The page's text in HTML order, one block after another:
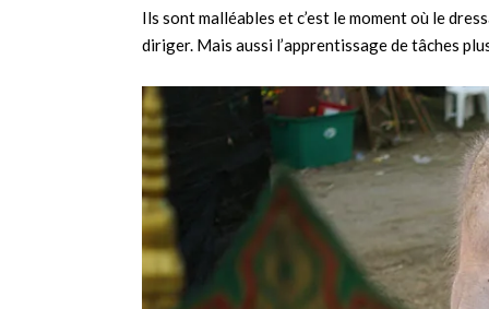
Ils sont malléables et c’est le moment où le
diriger. Mais aussi l’apprentissage de tâches